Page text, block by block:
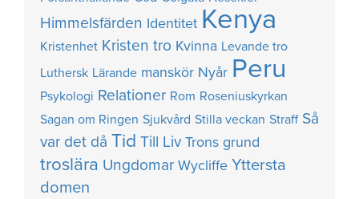
Himmelsfärden Identitet Kenya
Kristenhet Kristen tro Kvinna Levande tro
Luthersk Lärande manskör Nyår Peru
Psykologi Relationer Rom Roseniuskyrkan
Sagan om Ringen Sjukvård Stilla veckan Straff Så
var det då Tid Till Liv Trons grund
troslära Ungdomar Wycliffe Yttersta
domen